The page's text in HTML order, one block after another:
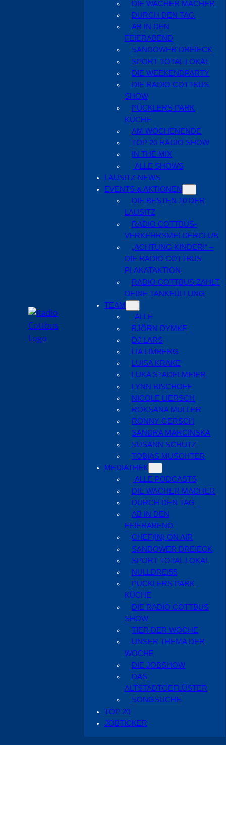
DIE WACHER MACHER
DURCH DEN TAG
AB IN DEN
FEIERABEND
SANDOWER DREIECK
SPORT TOTAL LOKAL
DIE WEEKENDPARTY
DIE RADIO COTTBUS
SHOW
PÜCKLERS PARK
KÜCHE
AM WOCHENENDE
TOP 20 RADIO SHOW
IN THE MIX
ALLE SHOWS
LAUSITZ-NEWS
EVENTS & AKTIONEN
DIE BESTEN 10 DER
LAUSITZ
RADIO COTTBUS-
VERKEHRSMELDERCLUB
„ACHTUNG KINDER!“ –
DIE RADIO COTTBUS
PLAKATAKTION
RADIO COTTBUS ZAHLT
DEINE TANKFÜLLUNG
TEAM
ALLE
BJÖRN DYMKE
DJ LARS
LIA LIMBERG
LUISA KRAKE
LUKA STADELMEIER
LYNN BISCHOFF
NICOLE LIERSCH
ROKSANA MÜLLER
RONNY GERSCH
SANDRA MARCINSKA
SUSANN SCHÜTZ
TOBIAS MUSCHTER
MEDIATHEK
ALLE PODCASTS
DIE WACHER MACHER
DURCH DEN TAG
AB IN DEN
FEIERABEND
CHEF(IN) ON AIR
SANDOWER DREIECK
SPORT TOTAL LOKAL
NULLDREI55
PÜCKLERS PARK
KÜCHE
DIE RADIO COTTBUS
SHOW
TIER DER WOCHE
UNSER THEMA DER
WOCHE
DIE JOBSHOW
DAS
ALTSTADTGEFLÜSTER
SONGSUCHE
TOP 20
JOBTICKER